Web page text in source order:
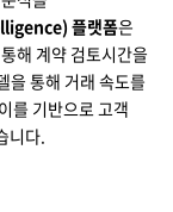
플랫폼은
해 계약 검토시간을
을 통해 거래 속도를
를 기반으로 고객
니다.